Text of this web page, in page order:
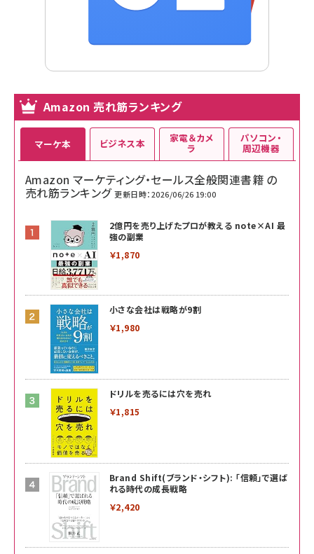
Amazon 売れ筋ランキング
マーケ本
Amazon マーケティング・セールス全般関連書籍 の
売れ筋ランキング 更新日時：2026/06/26 19:00
2億円を売り上げたプロが教える note×AI 最
強の副業
￥1,870
小さな会社は戦略が9割
￥1,980
ドリルを売るには穴を売れ
￥1,815
Brand Shift(ブランド・シフト): 「信頼」で選ば
れる時代の成長戦略
￥2,420
ビジネス本 家電＆カメ
ラ
パソコン・
周辺機器